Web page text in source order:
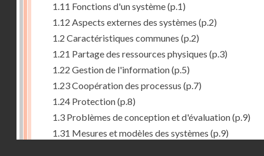
1.11 Fonctions d'un système(p.1)
1.12 Aspects externes des systèmes (p.2)
1.2 Caractéristiques communes (p.2)
1.21 Partage des ressources physiques (p.3)
1.22 Gestion de l'information(p.5)
1.23 Coopération des processus (p.7)
1.24 Protection(p.8)
1.3 Problèmes de conception et d'évaluation(p.9)
1.31 Mesures et modèles des systèmes (p.9)